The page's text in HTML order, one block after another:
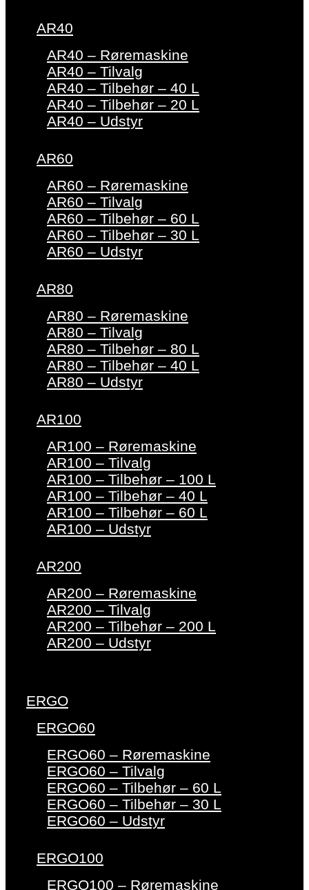
AR40
AR40 – Røremaskine
AR40 – Tilvalg
AR40 – Tilbehør – 40 L
AR40 – Tilbehør – 20 L
AR40 – Udstyr
AR60
AR60 – Røremaskine
AR60 – Tilvalg
AR60 – Tilbehør – 60 L
AR60 – Tilbehør – 30 L
AR60 – Udstyr
AR80
AR80 – Røremaskine
AR80 – Tilvalg
AR80 – Tilbehør – 80 L
AR80 – Tilbehør – 40 L
AR80 – Udstyr
AR100
AR100 – Røremaskine
AR100 – Tilvalg
AR100 – Tilbehør – 100 L
AR100 – Tilbehør – 40 L
AR100 – Tilbehør – 60 L
AR100 – Udstyr
AR200
AR200 – Røremaskine
AR200 – Tilvalg
AR200 – Tilbehør – 200 L
AR200 – Udstyr
ERGO
ERGO60
ERGO60 – Røremaskine
ERGO60 – Tilvalg
ERGO60 – Tilbehør – 60 L
ERGO60 – Tilbehør – 30 L
ERGO60 – Udstyr
ERGO100
ERGO100 – Røremaskine